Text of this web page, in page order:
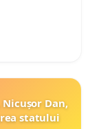
Dan,
statului